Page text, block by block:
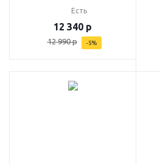
Есть
12 340 р
12 990р -5%